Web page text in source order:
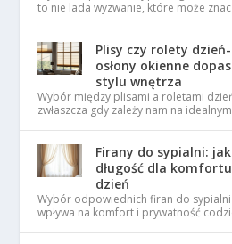
to nie lada wyzwanie, które może
Plisy czy rolety
osłony okienne
stylu wnętrza
Wybór między plisami a roletami
zwłaszcza gdy zależy nam na
Firany do sypialni:
długość dla
dzień
Wybór odpowiednich firan do
wpływa na komfort i prywatność